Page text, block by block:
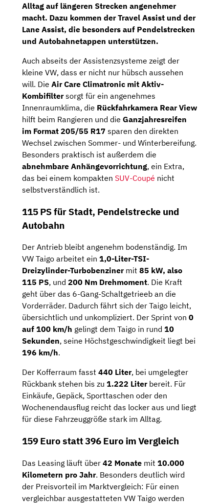
Alltag auf längeren Strecken angenehmer
macht. Dazu kommen derTravel Assist und der
Lane Assist, die besonders auf Pendelstrecken
und Autobahnetappen unterstützen.
Auch abseits der Assistenzsysteme zeigt der
kleine VW, dass er nicht nur hübsch aussehen
will. Die Air Care Climatronic mit Aktiv-
Kombifiltersorgt für ein angenehmes
Innenraumklima, die Rückfahrkamera Rear View
hilft beim Rangieren und die Ganzjahresreifen
im Format 205/55 R17 sparen den direkten
Wechsel zwischen Sommer- und Winterbereifung.
Besonders praktisch ist außerdem die
abnehmbare Anhängevorrichtung, ein Extra,
das bei einem kompakten SUV-Coupé nicht
selbstverständlich ist.
115 PS für Stadt, Pendelstrecke und
Autobahn
Der Antrieb bleibt angenehm bodenständig. Im
VW Taigo arbeitet ein 1,0-Liter-TSI-
Dreizylinder-Turbobenzinermit 85 kW, also
115 PS, und 200 Nm Drehmoment. Die Kraft
geht über das 6-Gang-Schaltgetrieeb an die
Vorderräder. Dadurch fährt sich der Taigo leicht,
übersichtlich und unkompliziert. Der Sprint von 0
auf 100 km/h gelingt dem Taigo in rund 10
Sekunden, seine Höchstgeschwindigkeit liegt bei
196 km/h.
Der Kofferraum fasst 440 Liter, bei umgelegter
Rückbank stehen bis zu 1.222 Literbereit. Für
Einkäufe, Gepäck, Sporttaschen oder den
Wochenendausflug reicht das locker aus und liegt
für diese Fahrzeuggröße stark im Alltag.
159 Euro statt 396 Euro im Vergleich
Das Leasing läuft über 42 Monate mit 10.000
Kilometern pro Jahr. Besonders deutlich wird
der Preisvorteil im Marktvergleich: Für einen
vergleichbar ausgestatteten VW Taigo werden